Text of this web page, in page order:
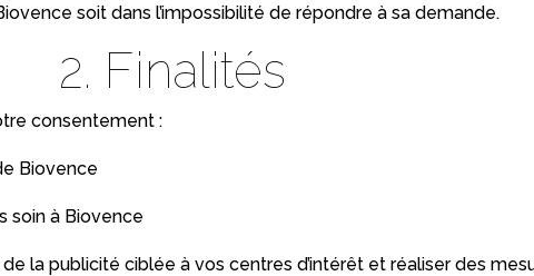
soit dans l’impossibilité de répondre à sa demande.
2. Finalités
consentement :
Biovence
soin à Biovence
la publicité ciblée à vos centres d’intérêt et réaliser des